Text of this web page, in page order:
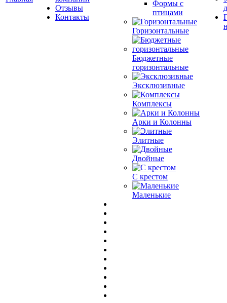
Отзывы
Контакты
Формы с
птицами
Горизонтальные
Бюджетные
горизонтальные
Эксклюзивные
Комплексы
Арки и Колонны
Элитные
Двойные
С крестом
Маленькие